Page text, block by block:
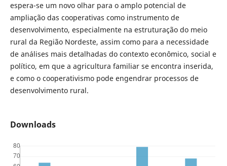
espera-se um novo olhar para o amplo potencial de
ampliação das cooperativas como instrumento de
desenvolvimento, especialmente na estruturação do meio
rural da Região Nordeste, assim como para a necessidade
de análises mais detalhadas do contexto econômico, social e
político, em que a agricultura familiar se encontra inserida,
e como o cooperativismo pode engendrar processos de
desenvolvimento rural.
Downloads